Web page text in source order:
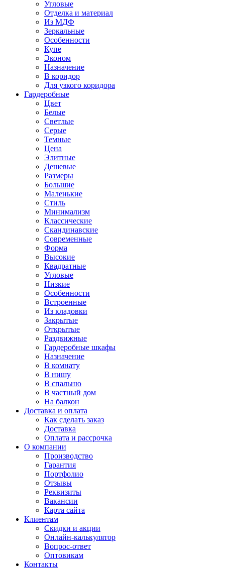
Угловые
Отделка и материал
Из МДФ
Зеркальные
Особенности
Купе
Эконом
Назначение
В коридор
Для узкого коридора
Гардеробные
Цвет
Белые
Светлые
Серые
Темные
Цена
Элитные
Дешевые
Размеры
Большие
Маленькие
Стиль
Минимализм
Классические
Скандинавские
Современные
Форма
Высокие
Квадратные
Угловые
Низкие
Особенности
Встроенные
Из кладовки
Закрытые
Открытые
Раздвижные
Гардеробные шкафы
Назначение
В комнату
В нишу
В спальню
В частный дом
На балкон
Доставка и оплата
Как сделать заказ
Доставка
Оплата и рассрочка
О компании
Производство
Гарантия
Портфолио
Отзывы
Реквизиты
Вакансии
Карта сайта
Клиентам
Скидки и акции
Онлайн-калькулятор
Вопрос-ответ
Оптовикам
Контакты